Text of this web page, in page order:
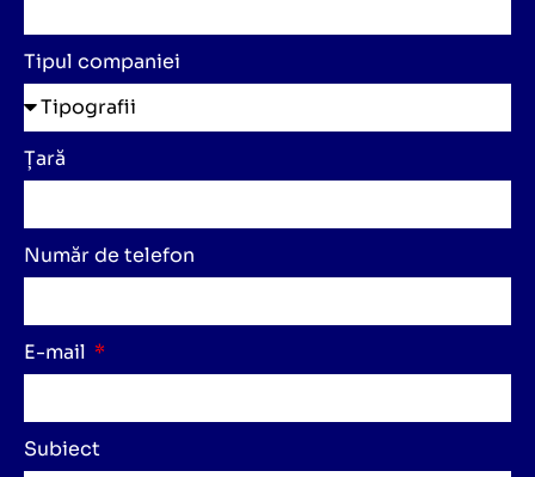
Tipul companiei
Țară
Număr de telefon
E-mail
Subiect